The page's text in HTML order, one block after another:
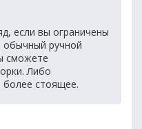
если вы ограничены
обычный ручной
сможете
Либо
более стоящее.